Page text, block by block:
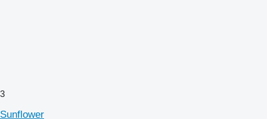
3
Sunflower